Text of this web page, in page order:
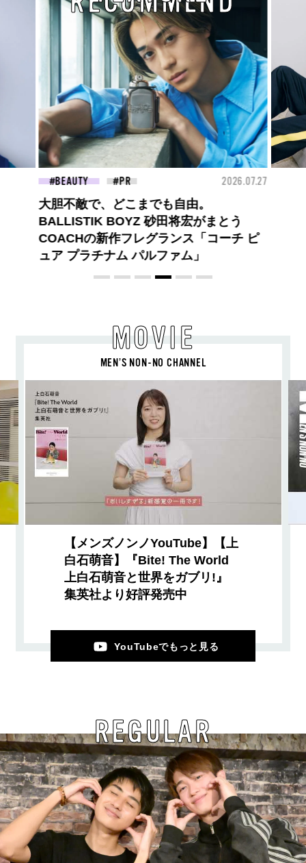
FASHION 2026.07.09
ロエベの新しい世界へようこそ。大胆な
コントラストとレイヤードの先に。装う
喜び、明るいスピリット
MOVIE
MEN’S NON-NO CHANNEL
【メンズノンノYouTube】【上
白石萌音】『Bite! The World
上白石萌音と世界をガブリ!』
集英社より好評発売中
YouTubeでもっと見る
REGULAR